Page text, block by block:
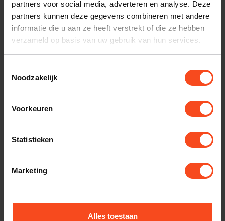
partners voor social media, adverteren en analyse. Deze
partners kunnen deze gegevens combineren met andere
informatie die u aan ze heeft verstrekt of die ze hebben
verzameld op basis van uw gebruik van hun services.
Noodzakelijk
Voorkeuren
Statistieken
Marketing
Alles toestaan
Productomschrijving
Reviews
https://www.benderhifi.nl/merken/totem/
Recent bekeken